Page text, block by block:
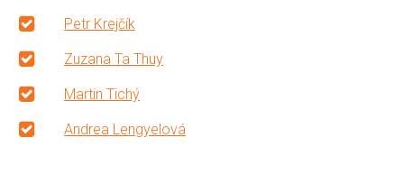
Petr Krejčík
Zuzana Ta Thuy
Martin Tichý
Andrea Lengyelová